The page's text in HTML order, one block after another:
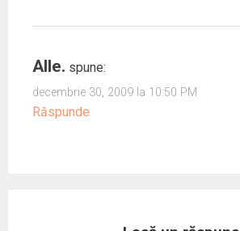
Alle. spune:
decembrie 30, 2009 la 10:50 PM
Răspunde